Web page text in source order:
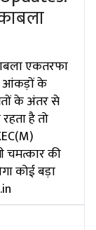
एकतरफा
आंकड़ों के
के अंतर से
है तो
चमत्कार की
कोई बड़ा